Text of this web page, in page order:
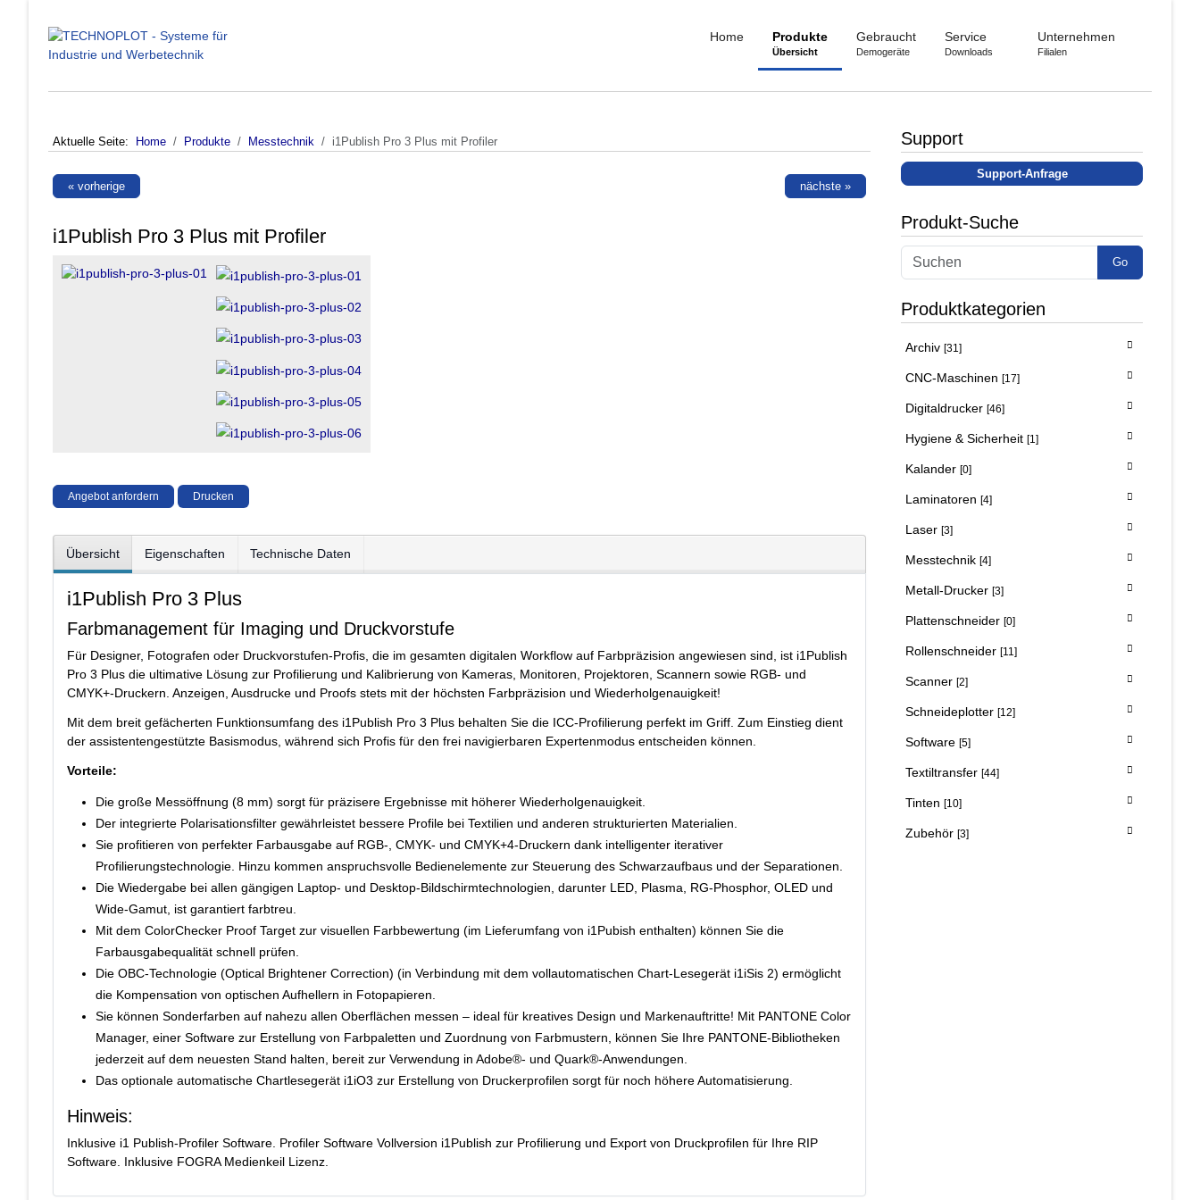
Home Produkte
Übersicht
Gebraucht
Demogeräte
Service
Downloads
Unternehmen
Filialen
Aktuelle Seite: Home Produkte Messtechnik i1Publish Pro 3 Plus mit Profiler
« vorherige nächste »
i1Publish Pro 3 Plus mit Profiler
Angebot anfordern Drucken
Übersicht Eigenschaften Technische Daten
i1Publish Pro 3 Plus
Farbmanagement für Imaging und Druckvorstufe
Für Designer, Fotografen oder Druckvorstufen-Profis, die im gesamten digitalen Workflow auf Farbpräzision angewiesen sind, ist i1Publish
Pro 3 Plus die ultimative Lösung zur Profilierung und Kalibrierung von Kameras, Monitoren, Projektoren, Scannern sowie RGB- und
CMYK+-Druckern. Anzeigen, Ausdrucke und Proofs stets mit der höchsten Farbpräzision und Wiederholgenauigkeit!
Mit dem breit gefächerten Funktionsumfang des i1Publish Pro 3 Plus behalten Sie die ICC-Profilierung perfekt im Griff. Zum Einstieg dient
der assistentengestützte Basismodus, während sich Profis für den frei navigierbaren Expertenmodus entscheiden können.
Vorteile:
Die große Messöffnung (8 mm) sorgt für präzisere Ergebnisse mit höherer Wiederholgenauigkeit.
Der integrierte Polarisationsfilter gewährleistet bessere Profile bei Textilien und anderen strukturierten Materialien.
Sie profitieren von perfekter Farbausgabe auf RGB-, CMYK- und CMYK+4-Druckern dank intelligenter iterativer
Profilierungstechnologie. Hinzu kommen anspruchsvolle Bedienelemente zur Steuerung des Schwarzaufbaus und der Separationen.
Die Wiedergabe bei allen gängigen Laptop- und Desktop-Bildschirmtechnologien, darunter LED, Plasma, RG-Phosphor, OLED und
Wide-Gamut, ist garantiert farbtreu.
Mit dem ColorChecker Proof Target zur visuellen Farbbewertung (im Lieferumfang von i1Pubish enthalten) können Sie die
Farbausgabequalität schnell prüfen.
Die OBC-Technologie (Optical Brightener Correction) (in Verbindung mit dem vollautomatischen Chart-Lesegerät i1iSis 2) ermöglicht
die Kompensation von optischen Aufhellern in Fotopapieren.
Sie können Sonderfarben auf nahezu allen Oberflächen messen – ideal für kreatives Design und Markenauftritte! Mit PANTONE Color
Manager, einer Software zur Erstellung von Farbpaletten und Zuordnung von Farbmustern, können Sie Ihre PANTONE-Bibliotheken
jederzeit auf dem neuesten Stand halten, bereit zur Verwendung in Adobe®- und Quark®-Anwendungen.
Das optionale automatische Chartlesegerät i1iO3 zur Erstellung von Druckerprofilen sorgt für noch höhere Automatisierung.
Hinweis:
Inklusive i1 Publish-Profiler Software. Profiler Software Vollversion i1Publish zur Profilierung und Export von Druckprofilen für Ihre RIP
Software. Inklusive FOGRA Medienkeil Lizenz.
Support
Support-Anfrage
Produkt-Suche
Go
Produktkategorien
Archiv [31]
CNC-Maschinen [17]
Digitaldrucker [46]
Hygiene & Sicherheit [1]
Kalander [0]
Laminatoren [4]
Laser [3]
Messtechnik [4]
Metall-Drucker [3]
Plattenschneider [0]
Rollenschneider [11]
Scanner [2]
Schneideplotter [12]
Software [5]
Textiltransfer [44]
Tinten [10]
Zubehör [3]